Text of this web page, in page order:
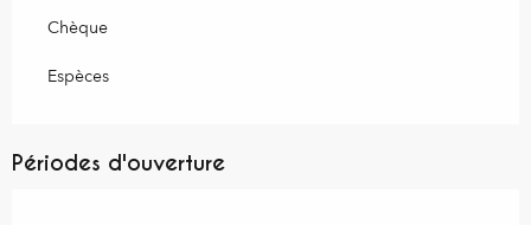
Chèque
Espèces
Périodes d'ouverture